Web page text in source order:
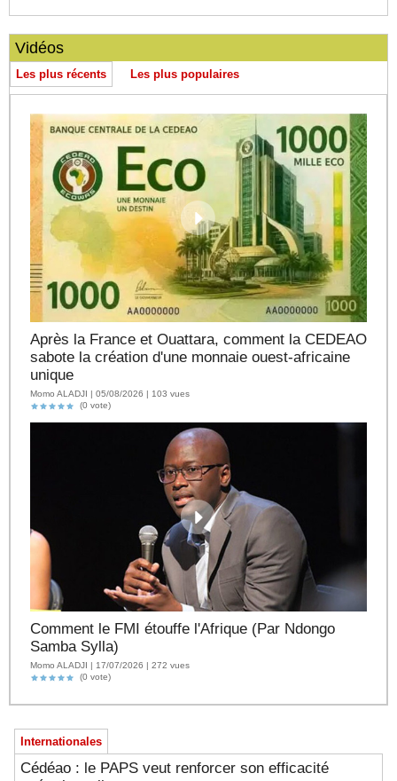
Vidéos
Les plus récents Les plus populaires
Après la France et Ouattara, comment la CEDEAO
sabote la création d'une monnaie ouest-africaine
unique
Momo ALADJI | 05/08/2026 | 103 vues
(0 vote)
Comment le FMI étouffe l'Afrique (Par Ndongo
Samba Sylla)
Momo ALADJI | 17/07/2026 | 272 vues
(0 vote)
Internationales
Cédéao : le PAPS veut renforcer son efficacité